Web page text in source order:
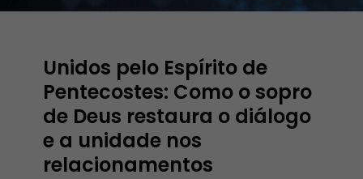
Unidos pelo Espírito de
Pentecostes: Como o sopro
de Deus restaura o diálogo
e a unidade nos
relacionamentos